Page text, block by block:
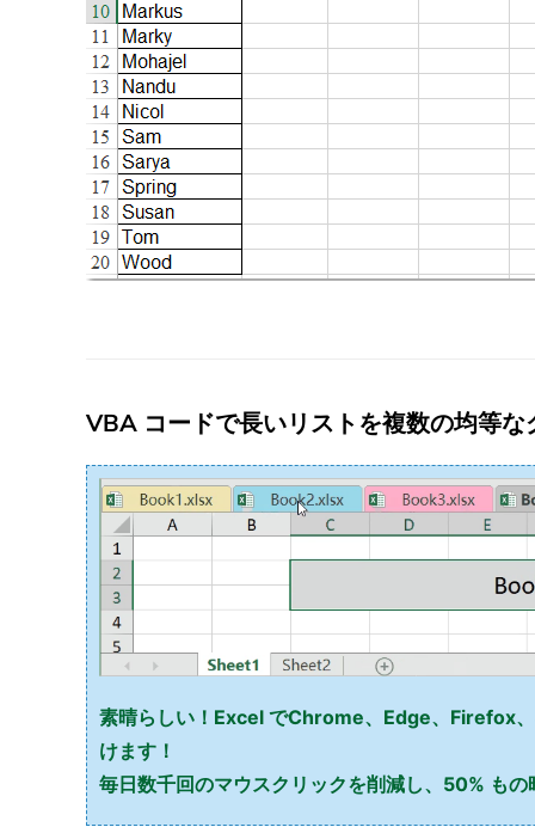
VBA コードで長いリストを複数の均等な
素晴らしい！Excel でChrome、Edge、Firefox
けます！
毎日数千回のマウスクリックを削減し、50% もの